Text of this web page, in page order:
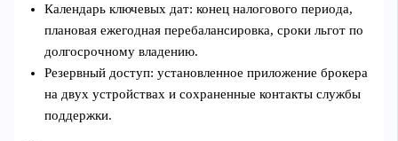
Календарь ключевых дат: конец налогового периода,
плановая ежегодная перебалансировка, сроки льгот по
долгосрочному владению.
Резервный доступ: установленное приложение брокера
на двух устройствах и сохраненные контакты службы
поддержки.